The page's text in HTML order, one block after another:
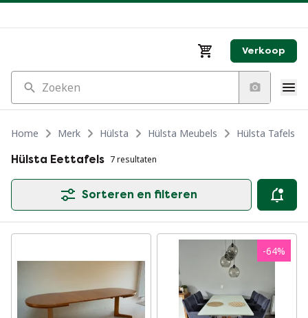
Verkoop
Zoeken
Home Merk Hülsta Hülsta Meubels
Hülsta Tafels
Hülsta Eettafels 7 resultaten
Sorteren en filteren
-64%